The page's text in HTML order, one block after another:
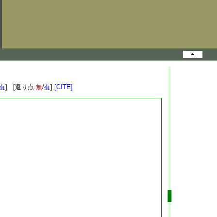
] [返り点:無/有] [CITE]